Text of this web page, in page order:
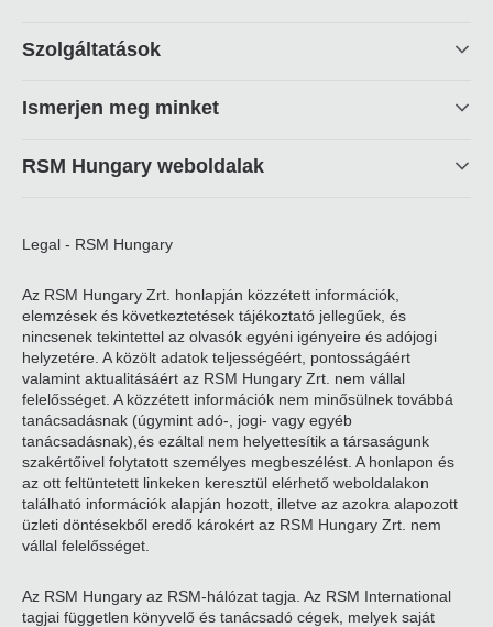
Footer
Szolgáltatások
Ismerjen meg minket
RSM Hungary weboldalak
Legal - RSM Hungary
Az RSM Hungary Zrt. honlapján közzétett információk,
elemzések és következtetések tájékoztató jellegűek, és
nincsenek tekintettel az olvasók egyéni igényeire és adójogi
helyzetére. A közölt adatok teljességéért, pontosságáért
valamint aktualitásáért az RSM Hungary Zrt. nem vállal
felelősséget. A közzétett információk nem minősülnek továbbá
tanácsadásnak (úgymint adó-, jogi- vagy egyéb
tanácsadásnak),és ezáltal nem helyettesítik a társaságunk
szakértőivel folytatott személyes megbeszélést. A honlapon és
az ott feltüntetett linkeken keresztül elérhető weboldalakon
található információk alapján hozott, illetve az azokra alapozott
üzleti döntésekből eredő károkért az RSM Hungary Zrt. nem
vállal felelősséget.
Az RSM Hungary az RSM-hálózat tagja. Az RSM International
tagjai független könyvelő és tanácsadó cégek, melyek saját